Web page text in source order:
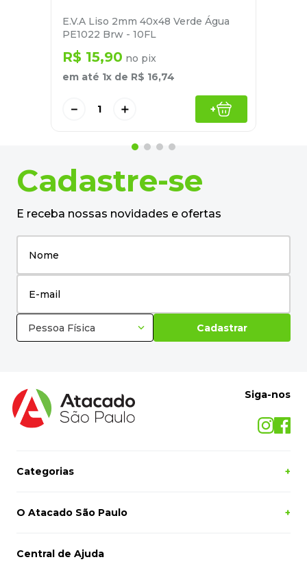
E.V.A Liso 2mm 40x48 Verde Água
PE1022 Brw - 10FL
R$ 15,90 no pix
em até 1x de R$ 16,74
＋
－ +
Cadastre-se
E receba nossas novidades e ofertas
Pessoa Física Cadastrar
Siga-nos
Categorias +
O Atacado São Paulo +
Central de Ajuda